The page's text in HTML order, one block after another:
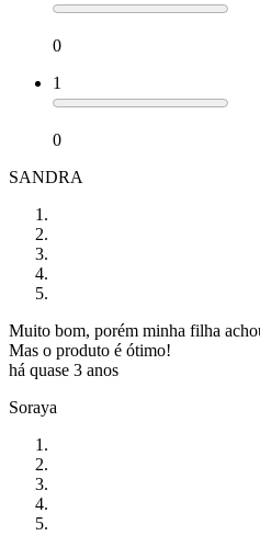
0
1
0
SANDRA
Muito bom, porém minha filha
Mas o produto é ótimo!
há quase 3 anos
Soraya